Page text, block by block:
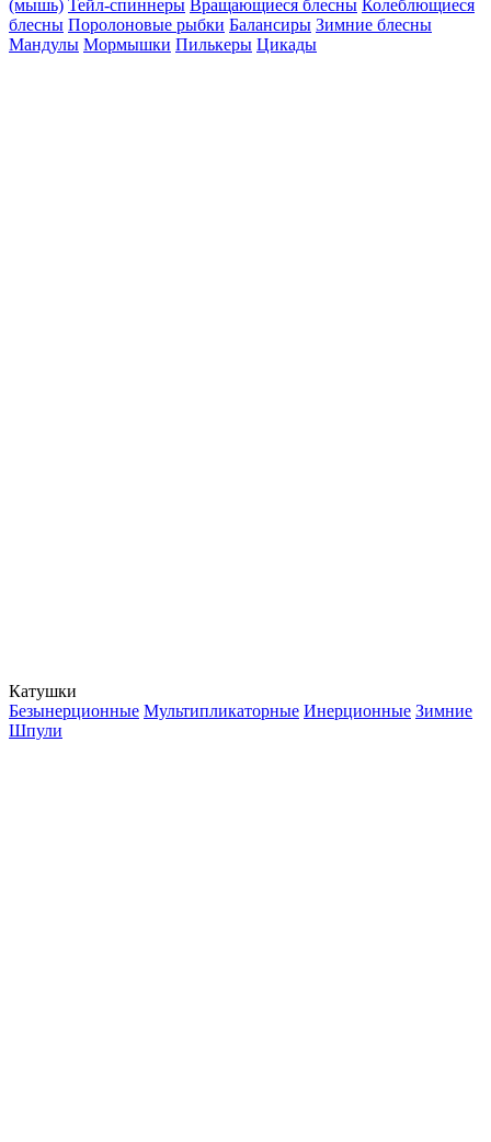
(мышь) Тейл-спиннеры Вращающиеся блесны Колеблющиеся
блесны Поролоновые рыбки Балансиры Зимние блесны
Мандулы Мормышки Пилькеры Цикады
Катушки
Безынерционные Мультипликаторные Инерционные Зимние
Шпули